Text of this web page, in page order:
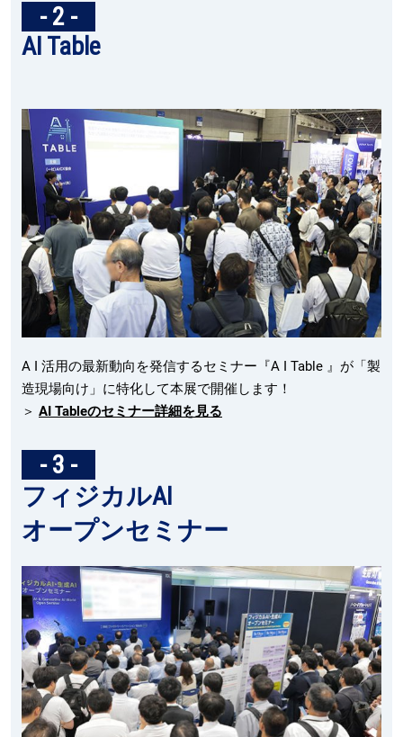
- 2 -
AI Table
A I 活用の最新動向を発信するセミナー『A I Table 』が「製
造現場向け」に特化して本展で開催します！
＞ AI Tableのセミナー詳細を見る
- 3 -
フィジカルAI
オープンセミナー